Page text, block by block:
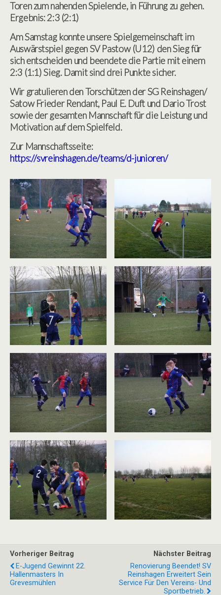
Toren zum nahenden Spielende, in Führung zu gehen.
Ergebnis: 2:3 (2:1)
Am Samstag konnte unsere Spielgemeinschaft im
Auswärstspiel gegen SV Pastow (U12) den Sieg für
sich entscheiden und beendete die Partie mit einem
2:3 (1:1) Sieg. Damit sind drei Punkte sicher.
Wir gratulieren den Torschützen der SG Reinshagen/
Satow Frieder Rendant, Paul E. Duft und Dario Trost
sowie der gesamten Mannschaft für die Leistung und
Motivation auf dem Spielfeld.
Zur Mannschaftsseite:
https://svreinshagen.de/teams/d-junioren/
Vorheriger Beitrag
E-Jugend Gewinnt 22.
Hallenmasters In
Grevesmühlen
Nächster Beitrag
Renovierung Beendet! SV
Reinshagen Erweitert Sein
Service Für Den Vereins- Und
Sportbetrieb.